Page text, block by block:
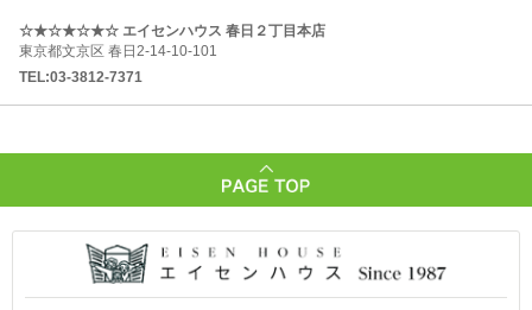
☆★☆★☆★☆ エイセンハウス 春日２丁目本店
東京都文京区 春日2-14-10-101
TEL:03-3812-7371